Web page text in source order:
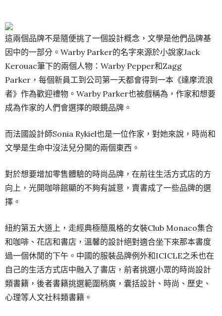
這兩個品牌不是隨便挑了一個設計概念，文學是他們品牌基
因中的一部分。Warby Parker的名字來源於小說家Jack
Kerouac筆下的兩個人物：Warby Pepper和Zagg
Parker，每個新員工到公司第一天都會得到一本《達摩流浪
者》作為歡迎禮物。Warby Parker也被戲稱為，作家和想要
成為作家的人們會選擇的眼鏡品牌。
而法國設計師Sonia Rykiel也是一位作家，對她來說，時尚和
文學是生命中沒法兒分開的兩個東西。
對於想要增加零售體驗的時尚品牌，在前往生活方式店的方
向上，光開咖啡館顯的不夠有誠意，賣書成了一些品牌的選
擇。
紐約第五大道上，走經典極簡風格的女裝Club Monaco集合
和咖啡、花店和書店，溫馨的設計絕對適合坐下來那本書度
過一個休閒的下午。中國的服裝品牌例外和ICICLE之禾也在
自己的生活方式店中融入了書店，前者挑選小眾的時尚設計
類書籍，後者書籍挑選範圍稍廣，囊括設計、時尚、歷史、
心理等人文社科類書籍。